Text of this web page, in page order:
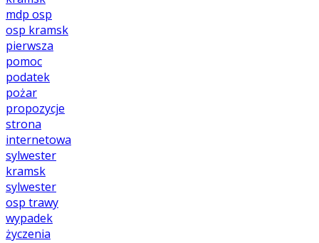
mdp osp
osp kramsk
pierwsza
pomoc
podatek
pożar
propozycje
strona
internetowa
sylwester
kramsk
sylwester
osp trawy
wypadek
życzenia